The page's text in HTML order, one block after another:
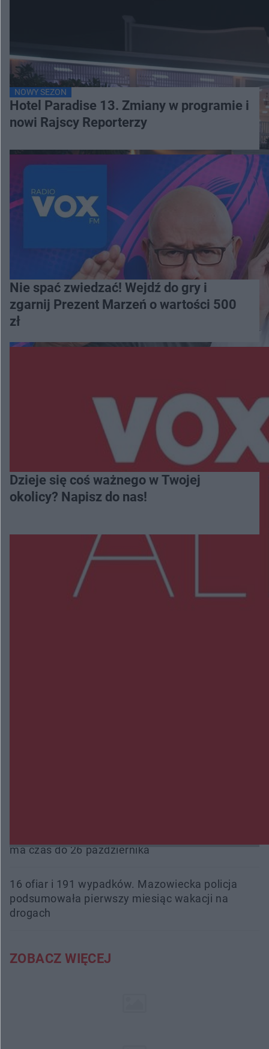
NOWY SEZON
Hotel Paradise 13. Zmiany w programie i
nowi Rajscy Reporterzy
Nie spać zwiedzać! Wejdź do gry i
zgarnij Prezent Marzeń o wartości 500
zł
Dzieje się coś ważnego w Twojej
okolicy? Napisz do nas!
Więcej
ma czas do 26 października
16 ofiar i 191 wypadków. Mazowiecka policja
podsumowała pierwszy miesiąc wakacji na
drogach
ZOBACZ WIĘCEJ